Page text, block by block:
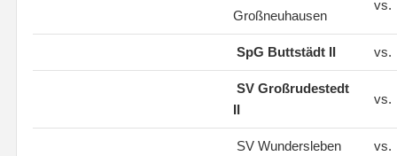
Großneuhausen
vs.
SpG Buttstädt II vs.
SV Großrudestedt
II
vs.
SV Wundersleben vs.